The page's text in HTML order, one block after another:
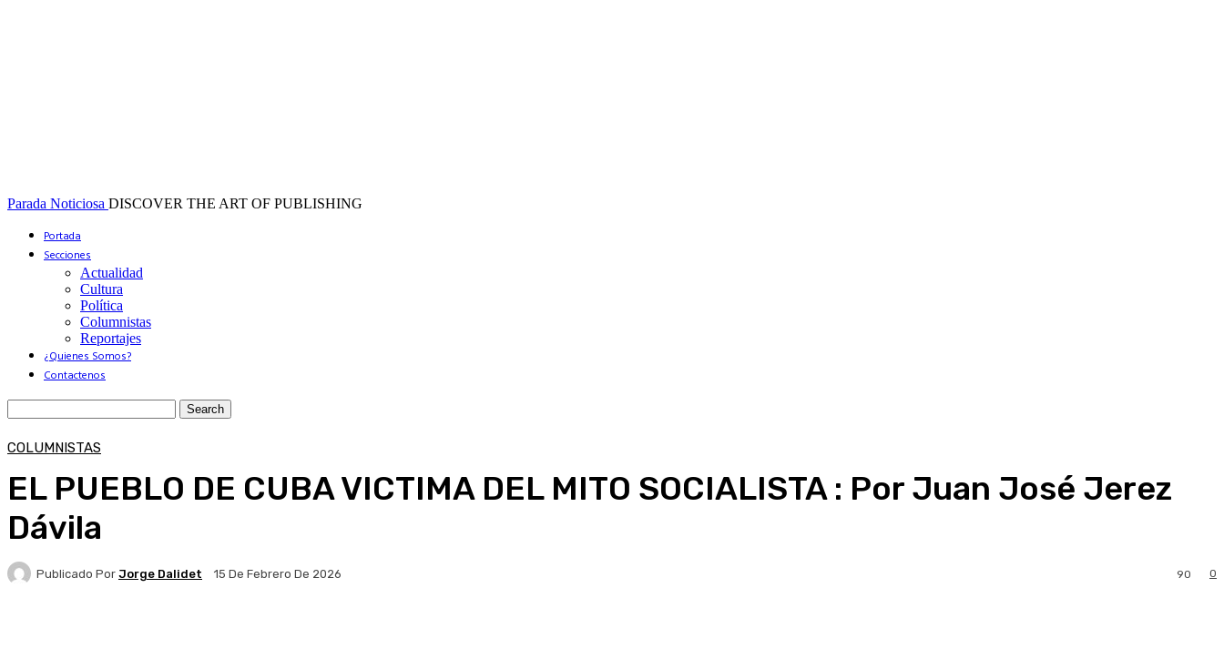
Parada Noticiosa DISCOVER THE ART OF PUBLISHING
Portada
Secciones
Actualidad
Cultura
Política
Columnistas
Reportajes
¿Quienes Somos?
Contactenos
COLUMNISTAS
EL PUEBLO DE CUBA VICTIMA DEL MITO SOCIALISTA : Por Juan José Jerez
Dávila
Publicado Por Jorge Dalidet 15 De Febrero De 2026 0
90